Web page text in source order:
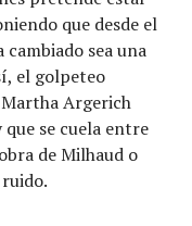
que desde el
sea una
el golpeteo
Argerich
se cuela entre
de Milhaud o